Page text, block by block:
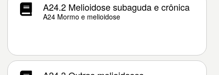
A24.2 Melioidose subaguda e crônica
A24 Mormo e melioidose